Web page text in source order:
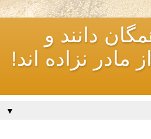
دانند و
مادر نزاده اند!
▼